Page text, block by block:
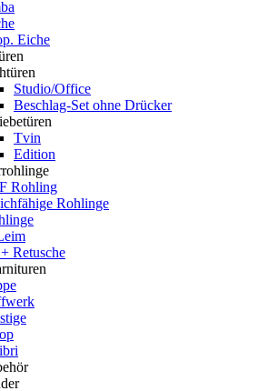
Eiche
Studio/Office
Beschlag-Set ohne Drücker
Tvin
Edition
Rohling
Rohlinge
Retusche